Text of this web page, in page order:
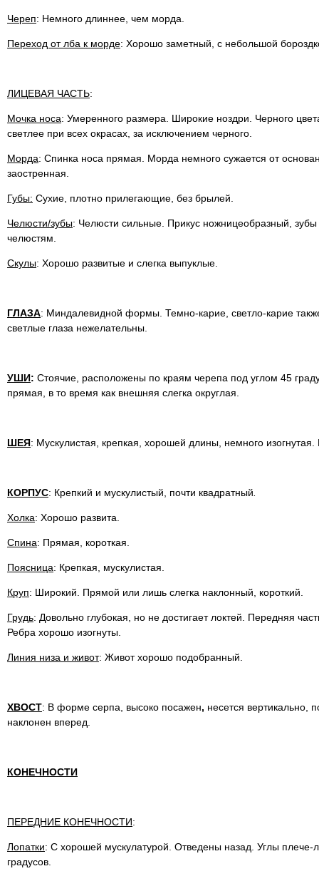
Череп: Немного длиннее, чем морда.
Переход от лба к морде: Хорошо заметный, с небольшой
ЛИЦЕВАЯ ЧАСТЬ:
Мочка носа: Умеренного размера. Широкие ноздри. Черного
светлее при всех окрасах, за исключением черного.
Морда: Спинка носа прямая. Морда немного сужается от
заостренная.
Губы: Сухие, плотно прилегающие, без брылей.
Челюсти/зубы: Челюсти сильные. Прикус ножницеобразный,
челюстям.
Скулы: Хорошо развитые и слегка выпуклые.
ГЛАЗА: Миндалевидной формы. Темно-карие, светло-карие
светлые глаза нежелательны.
УШИ: Стоячие, расположены по краям черепа под углом 45
прямая, в то время как внешняя слегка округлая.
ШЕЯ: Мускулистая, крепкая, хорошей длины, немного изогнутая.
КОРПУС: Крепкий и мускулистый, почти квадратный
Холка: Хорошо развита.
Спина: Прямая, короткая.
Поясница: Крепкая, мускулистая.
Круп: Широкий. Прямой или лишь слегка наклонный, короткий.
Грудь: Довольно глубокая, но не достигает локтей. Передняя
Ребра хорошо изогнуты.
Линия низа и живот: Живот хорошо подобранный.
ХВОСТ: В форме серпа, высоко посажен, несется вертикально,
наклонен вперед.
КОНЕЧНОСТИ
ПЕРЕДНИЕ КОНЕЧНОСТИ:
Лопатки: С хорошей мускулатурой. Отведены назад. Углы плече-
градусов.